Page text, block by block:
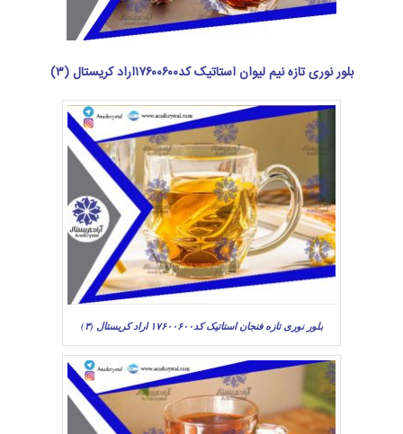
بلور نوری تازه نیم لیوان استاتیک کد۱۷۶۰۰۶۰۰اراد کریستال (۳)
بلور نوری تازه فنجان استاتیک کد۱۷۶۰۰۶۰۰ اراد کریستال (۳)